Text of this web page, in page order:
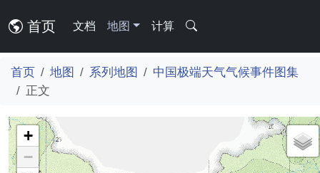
首页 文档 地图 计算
首页 地图 系列地图
中国极端天气气候事件图集
正文
+
−